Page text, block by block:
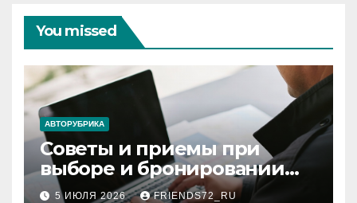
You missed
АВТОРУБРИКА
Советы и приемы при
выборе и бронировании
авиабилетов
5 ИЮЛЯ 2026 FRIENDS72_RU